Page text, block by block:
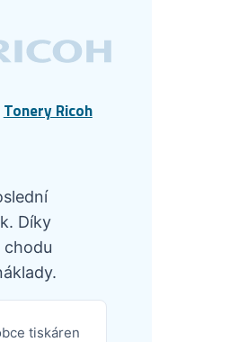
Tonery Ricoh
Díky
chodu
tiskáren